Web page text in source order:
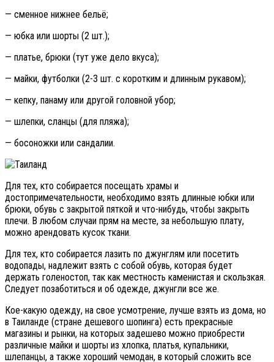
— сменное нижнее бельё;
— юбка или шорты (2 шт.);
— платье, брюки (тут уже дело вкуса);
— майки, футболки (2-3 шт. с коротким и длинным рукавом);
— кепку, панаму или другой головной убор;
— шлепки, сланцы (для пляжа);
— босоножки или сандалии.
Для тех, кто собирается посещать храмы и
достопримечательности, необходимо взять длинные юбки или
брюки, обувь с закрытой пяткой и что-нибудь, чтобы закрыть
плечи. В любом случаи прям на месте, за небольшую плату,
можно арендовать кусок ткани.
Для тех, кто собирается лазить по джунглям или посетить
водопады, надлежит взять с собой обувь, которая будет
держать голеностоп, так как местность каменистая и скользкая.
Следует позаботиться и об одежде, джунгли все же.
Кое-какую одежду, на свое усмотрение, лучше взять из дома, но
в Таиланде (стране дешевого шопинга) есть прекрасные
магазины и рынки, на которых задешево можно приобрести
различные майки и шорты из хлопка, платья, купальники,
шлепанцы, а также хороший чемодан, в который сложить все